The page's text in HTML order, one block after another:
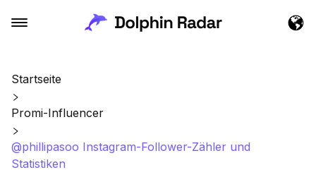
Startseite
Promi-Influencer
@phillipasoo Instagram-Follower-Zähler und
Statistiken